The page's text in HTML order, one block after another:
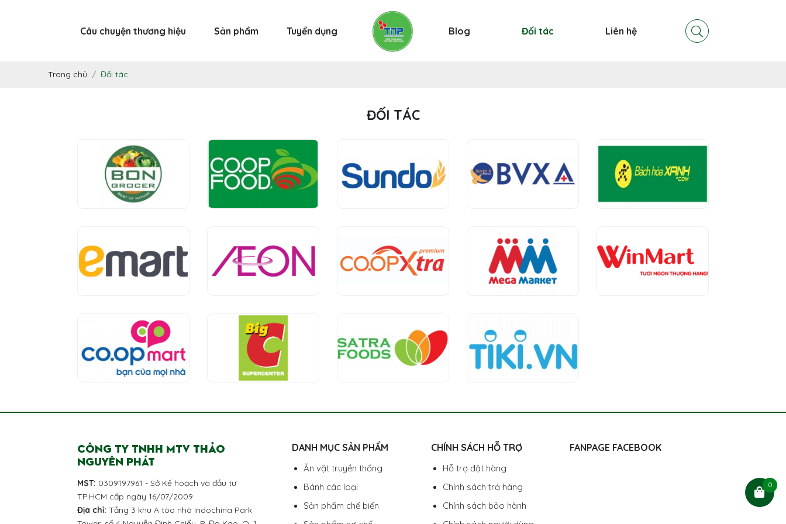
Câu chuyện thương hiệu Sản phẩm Tuyển dụng Blog Đối tác Liên hệ
Trang chủ Đối tác
ĐỐI TÁC
CÔNG TY TNHH MTV THẢO
NGUYÊN PHÁT
MST: 0309197961 - Sở Kế hoạch và đầu tư
TP.HCM cấp ngày 16/07/2009
Địa chỉ: Tầng 3 khu A tòa nhà Indochina Park
DANH MỤC SẢN PHẨM
Ăn vặt truyền thống
Bánh các loại
Sản phẩm chế biến
CHÍNH SÁCH HỖ TRỢ
Hỗ trợ đặt hàng
Chính sách trả hàng
Chính sách bảo hành
FANPAGE FACEBOOK
0